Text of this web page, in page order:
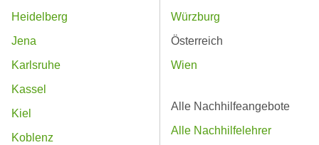
Heidelberg
Jena
Karlsruhe
Kassel
Kiel
Koblenz
Würzburg
Österreich
Wien
Alle Nachhilfeangebote
Alle Nachhilfelehrer